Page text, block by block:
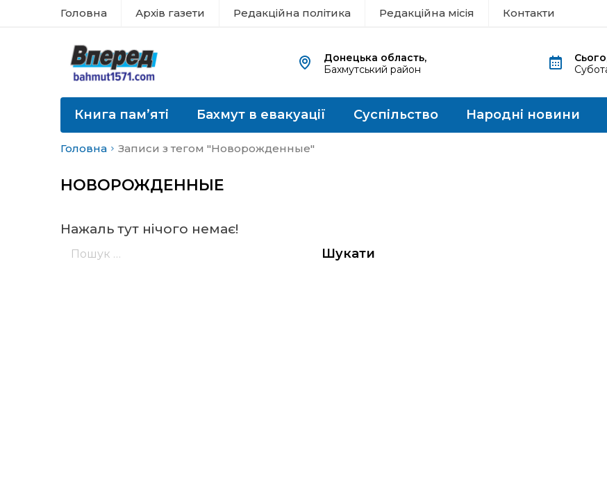
Головна Архів газети Редакційна політика Редакційна місія Контакти
Донецька область,
Бахмутський район
Книга пам’яті Бахмут в евакуації Суспільство Народні новини
Головна Записи з тегом "Новорожденные"
НОВОРОЖДЕННЫЕ
Нажаль тут нічого немає!